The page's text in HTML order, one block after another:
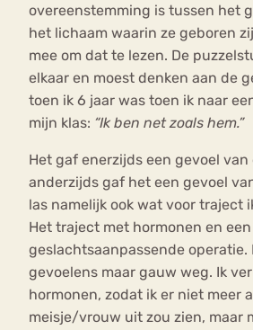
overeenstemming is tussen het
het lichaam waarin ze geboren
mee om dat te lezen. De
elkaar en moest denken aan de
toen ik 6 jaar was toen ik naar
mijn klas: “Ik ben net zoals hem.”
Het gaf enerzijds een gevoel
anderzijds gaf het een gevoel
las namelijk ook wat voor traject
Het traject met hormonen en een
geslachtsaanpassende operatie.
gevoelens maar gauw weg. Ik
hormonen, zodat ik er niet meer
meisje/vrouw uit zou zien, maar